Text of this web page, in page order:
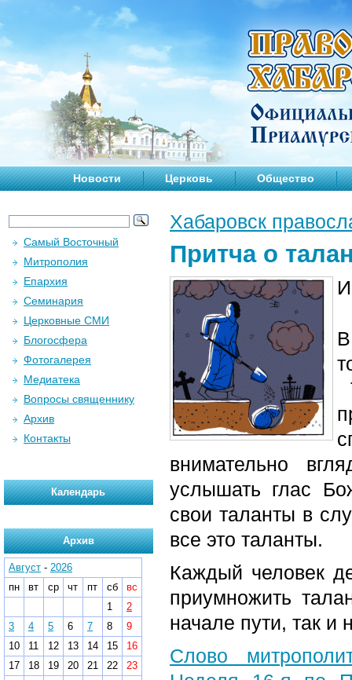
Новости Церковь Общество
Хабаровск
Притча о
внимательно
услышать глас
свои таланты в
все это таланты.
Каждый человек
приумножить
начале пути, так и
Слово
Самый Восточный
Митрополия
Епархия
Семинария
Церковные СМИ
Блогосфера
Фотогалерея
Медиатека
Вопросы священнику
Архив
Контакты
Календарь
Архив
Август - 2026
пн
вт ср чт пт сб
вс
1
2
3
4 5 6 7 8
9
10
11 12 13 14 15
16
17
18 19 20 21 22
23